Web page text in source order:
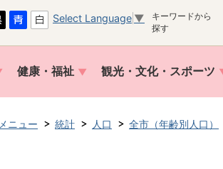
Select Language ▼
キーワードから
探す
健康・福祉 観光・文化・スポーツ
メニュー 統計 人口 全市（年齢別人口）